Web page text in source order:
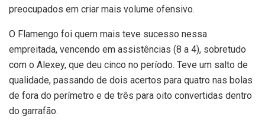
preocupados em criar mais volume ofensivo.
O Flamengo foi quem mais teve sucesso nessa
empreitada, vencendo em assistências (8 a 4), sobretudo
com o Alexey, que deu cinco no período. Teve um salto de
qualidade, passando de dois acertos para quatro nas bolas
de fora do perímetro e de três para oito convertidas dentro
do garrafão.